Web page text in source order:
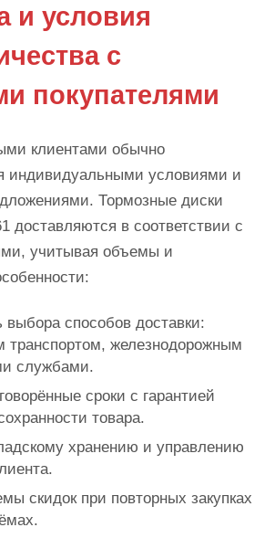
и условия
с
покупателями
клиентами обычно
индивидуальными условиями и
Тормозные диски
доставляются в соответствии с
учитывая объемы и
выбора способов доставки:
транспортом, железнодорожным
службами.
сроки с гарантией
товара.
хранению и управлению
скидок при повторных закупках